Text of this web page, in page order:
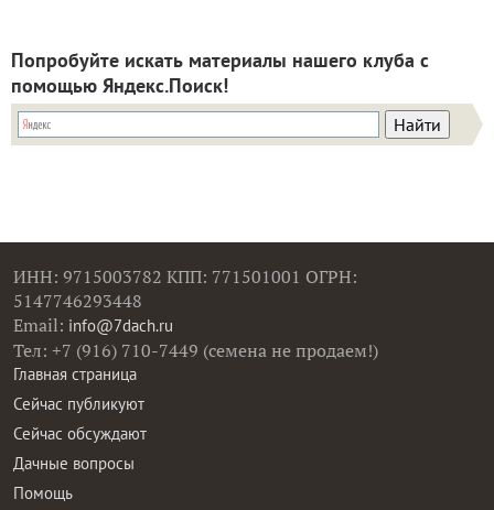
Попробуйте искать материалы нашего клуба с
помощью Яндекс.Поиск!
ИНН: 9715003782 КПП: 771501001 ОГРН:
5147746293448
Email: info@7dach.ru
Тел: +7 (916) 710-7449 (семена не продаем!)
Главная страница
Сейчас публикуют
Сейчас обсуждают
Дачные вопросы
Помощь